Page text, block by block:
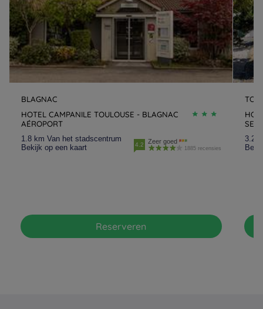
BLAGNAC
HOTEL CAMPANILE TOULOUSE - BLAGNAC
AÉROPORT
1.8 km Van het stadscentrum
Bekijk op een kaart
4.2 Zeer goed
1885 recensies
Reserveren
3.2